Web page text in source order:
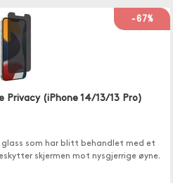
-67%
Privacy (iPhone 14/13/13 Pro)
glass som har blitt behandlet med et
skjermen mot nysgjerrige øyne.